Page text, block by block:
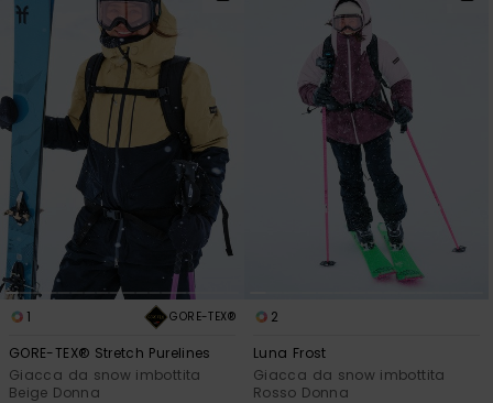
1 GORE-TEX®
GORE-TEX® Stretch Purelines
Giacca da snow imbottita
Beige Donna
2
Luna Frost
Giacca da snow imbottita
Rosso Donna